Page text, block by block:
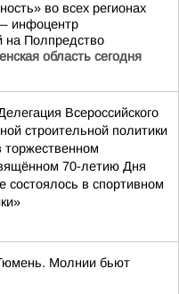
во всех регионах
инфоцентр
на Полпредство
область сегодня
Всероссийского
строительной политики
торжественном
70-летию Дня
состоялось в спортивном
Молнии бьют